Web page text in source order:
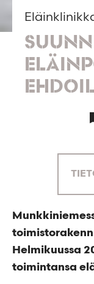
Helmikuussa
toimintansa